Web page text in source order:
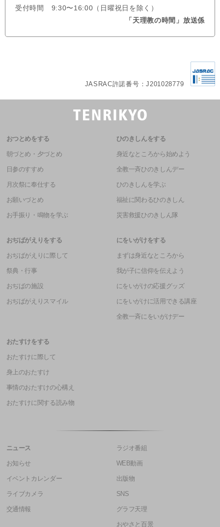
受付時間 9:30〜16:00（日曜祝日を除く）
「天理教の時間」放送係
JASRAC許諾番号：J201028779
おつとめをする
朝づとめ・夕づとめ
日参のすすめ
月次祭に奉仕する
お願いづとめ
お手振り・鳴物を学ぶ
ひのきしんをする
身近なところから始めよう
全教一斉ひのきしんデー
ひのきしんを学ぶ
福祉に関わるひのきしん
災害救援ひのきしん隊
おぢばがえりをする
おぢばがえりに際して
祭典・行事
おぢばの施設
おぢばがえりスマイル
にをいがけをする
まずは身近なところから
我が子に信仰を伝えよう
にをいがけの応援グッズ
にをいがけに活用できる講座
全教一斉にをいがけデー
おたすけをする
おたすけに際して
身上のおたすけ
事情のおたすけの心構え
おたすけに関する読み物
ニュース
お知らせ
イベントカレンダー
ライブカメラ
交通情報
ラジオ番組
WEB動画
出版物
SNS
グラフ天理
おやさと百景